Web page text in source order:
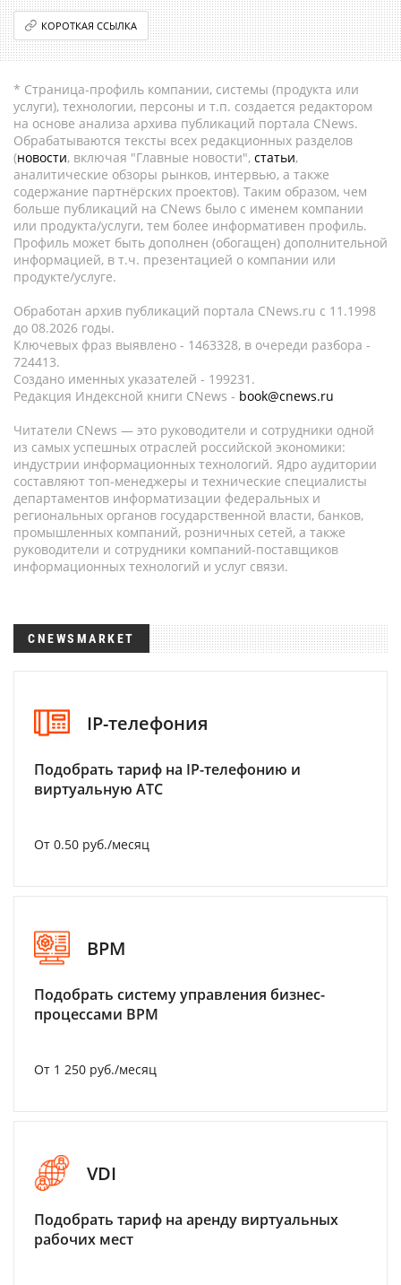
КОРОТКАЯ ССЫЛКА
* Страница-профиль компании, системы (продукта или
услуги), технологии, персоны и т.п. создается редактором
на основе анализа архива публикаций портала CNews.
Обрабатываются тексты всех редакционных разделов
(новости, включая "Главные новости", статьи,
аналитические обзоры рынков, интервью, а также
содержание партнёрских проектов). Таким образом, чем
больше публикаций на CNews было с именем компании
или продукта/услуги, тем более информативен профиль.
Профиль может быть дополнен (обогащен) дополнительной
информацией, в т.ч. презентацией о компании или
продукте/услуге.
Обработан архив публикаций портала CNews.ru c 11.1998
до 08.2026 годы.
Ключевых фраз выявлено - 1463328, в очереди разбора -
724413.
Создано именных указателей - 199231.
Редакция Индексной книги CNews - book@cnews.ru
Читатели CNews — это руководители и сотрудники одной
из самых успешных отраслей российской экономики:
индустрии информационных технологий. Ядро аудитории
составляют топ-менеджеры и технические специалисты
департаментов информатизации федеральных и
региональных органов государственной власти, банков,
промышленных компаний, розничных сетей, а также
руководители и сотрудники компаний-поставщиков
информационных технологий и услуг связи.
CNEWSMARKET
IP-телефония
Подобрать тариф на IP-телефонию и
виртуальную АТС
От 0.50 руб./месяц
BPM
Подобрать систему управления бизнес-
процессами BPM
От 1 250 руб./месяц
VDI
Подобрать тариф на аренду виртуальных
рабочих мест